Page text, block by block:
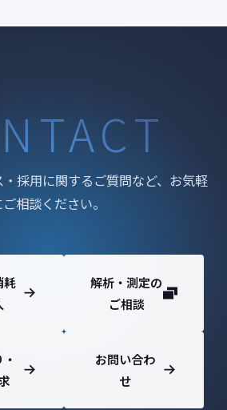
採用に関するご質問など、お気軽
ご相談ください。
耗
解析・測定の
ご相談
お問い合わ
せ